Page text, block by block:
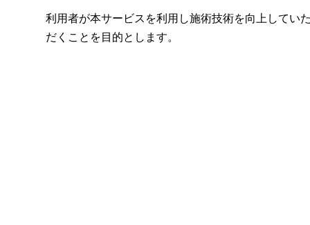
利用者が本サービスを利用し施術技術を向上してい
だくことを目的とします。